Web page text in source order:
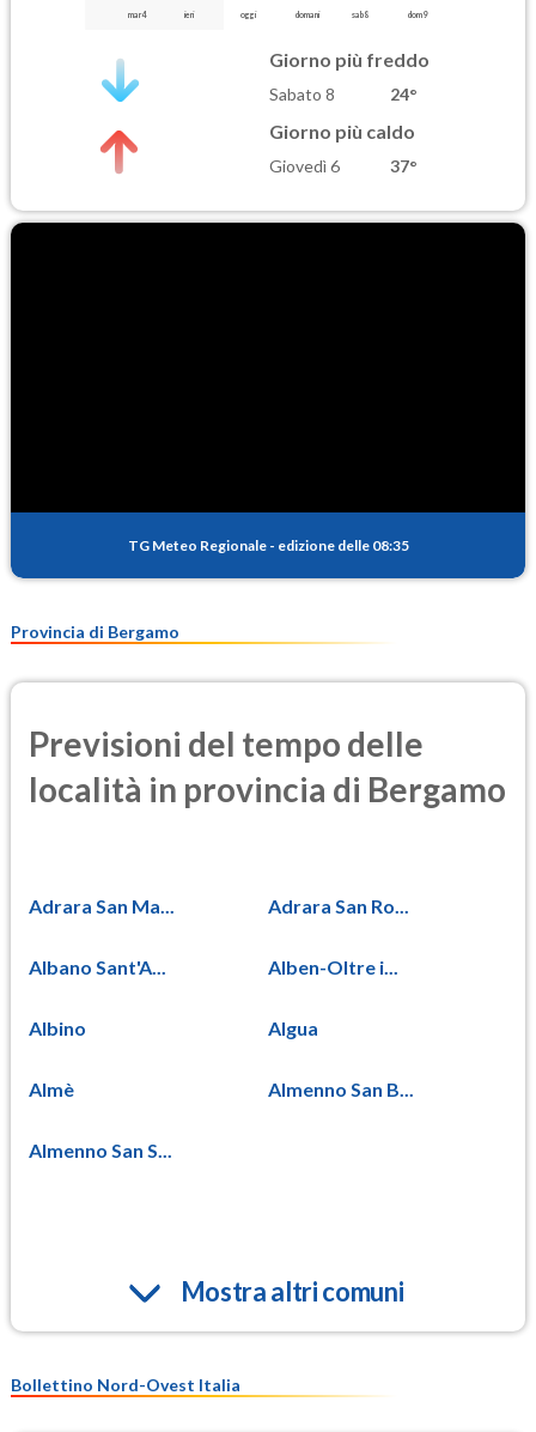
mar 4 ieri oggi domani sab 8 dom 9
Giorno più freddo
Sabato 8 24°
Giorno più caldo
Giovedì 6 37°
TG Meteo Regionale - edizione delle 08:35
Provincia di Bergamo
Previsioni del tempo delle
località in provincia di Bergamo
Adrara San Ma... Adrara San Ro...
Albano Sant'A... Alben-Oltre i...
Albino Algua
Almè Almenno San B...
Almenno San S...
Mostra altri comuni
Bollettino Nord-Ovest Italia